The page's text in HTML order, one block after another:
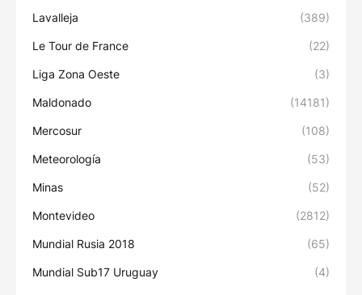
Lavalleja (389)
Le Tour de France (22)
Liga Zona Oeste (3)
Maldonado (14181)
Mercosur (108)
Meteorología (53)
Minas (52)
Montevideo (2812)
Mundial Rusia 2018 (65)
Mundial Sub17 Uruguay (4)